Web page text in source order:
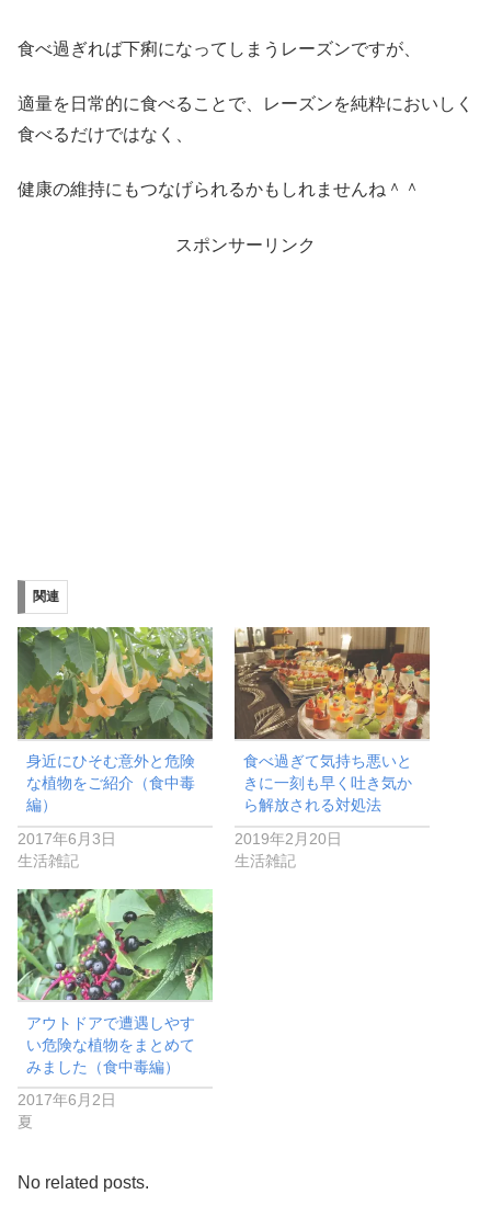
食べ過ぎれば下痢になってしまうレーズンですが、
適量を日常的に食べることで、レーズンを純粋においしく
食べるだけではなく、
健康の維持にもつなげられるかもしれませんね＾＾
スポンサーリンク
関連
身近にひそむ意外と危険
な植物をご紹介（食中毒
編）
2017年6月3日
生活雑記
食べ過ぎて気持ち悪いと
きに一刻も早く吐き気か
ら解放される対処法
2019年2月20日
生活雑記
アウトドアで遭遇しやす
い危険な植物をまとめて
みました（食中毒編）
2017年6月2日
夏
No related posts.